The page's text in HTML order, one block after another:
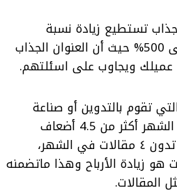
تستطيع زيادة نسبة
مشاهدات موقعك الى 500% حيث أن العنوان الجذاب
عميلك ويجاوب على اسئلتهم.
تقوم بالتدوين أو صناعة
المحتوى 16 مرة في الشهر أكثر من 4.5 أضعاف
مقارنة بالشركة التي تدون ٤ مقالات في الشهر،
زيادة الأرباح وهذا ماتضمنه
المقالات.